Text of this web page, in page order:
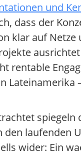
und
dass der
klar auf Netze
rentable
Lateinamerika
spiegeln
den laufenden
wider: Ein